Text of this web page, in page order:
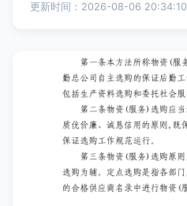
更新时间：2026-08-06 20:34:10